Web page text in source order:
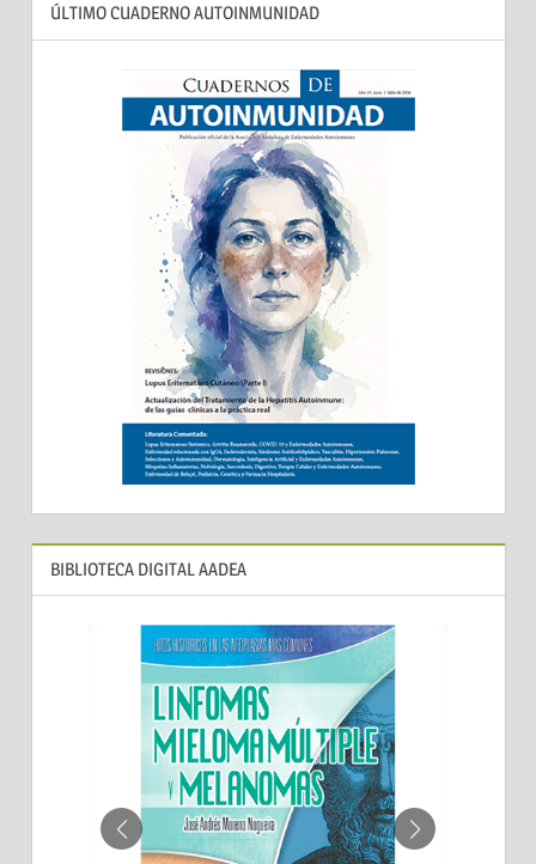
ÚLTIMO CUADERNO AUTOINMUNIDAD
BIBLIOTECA DIGITAL AADEA